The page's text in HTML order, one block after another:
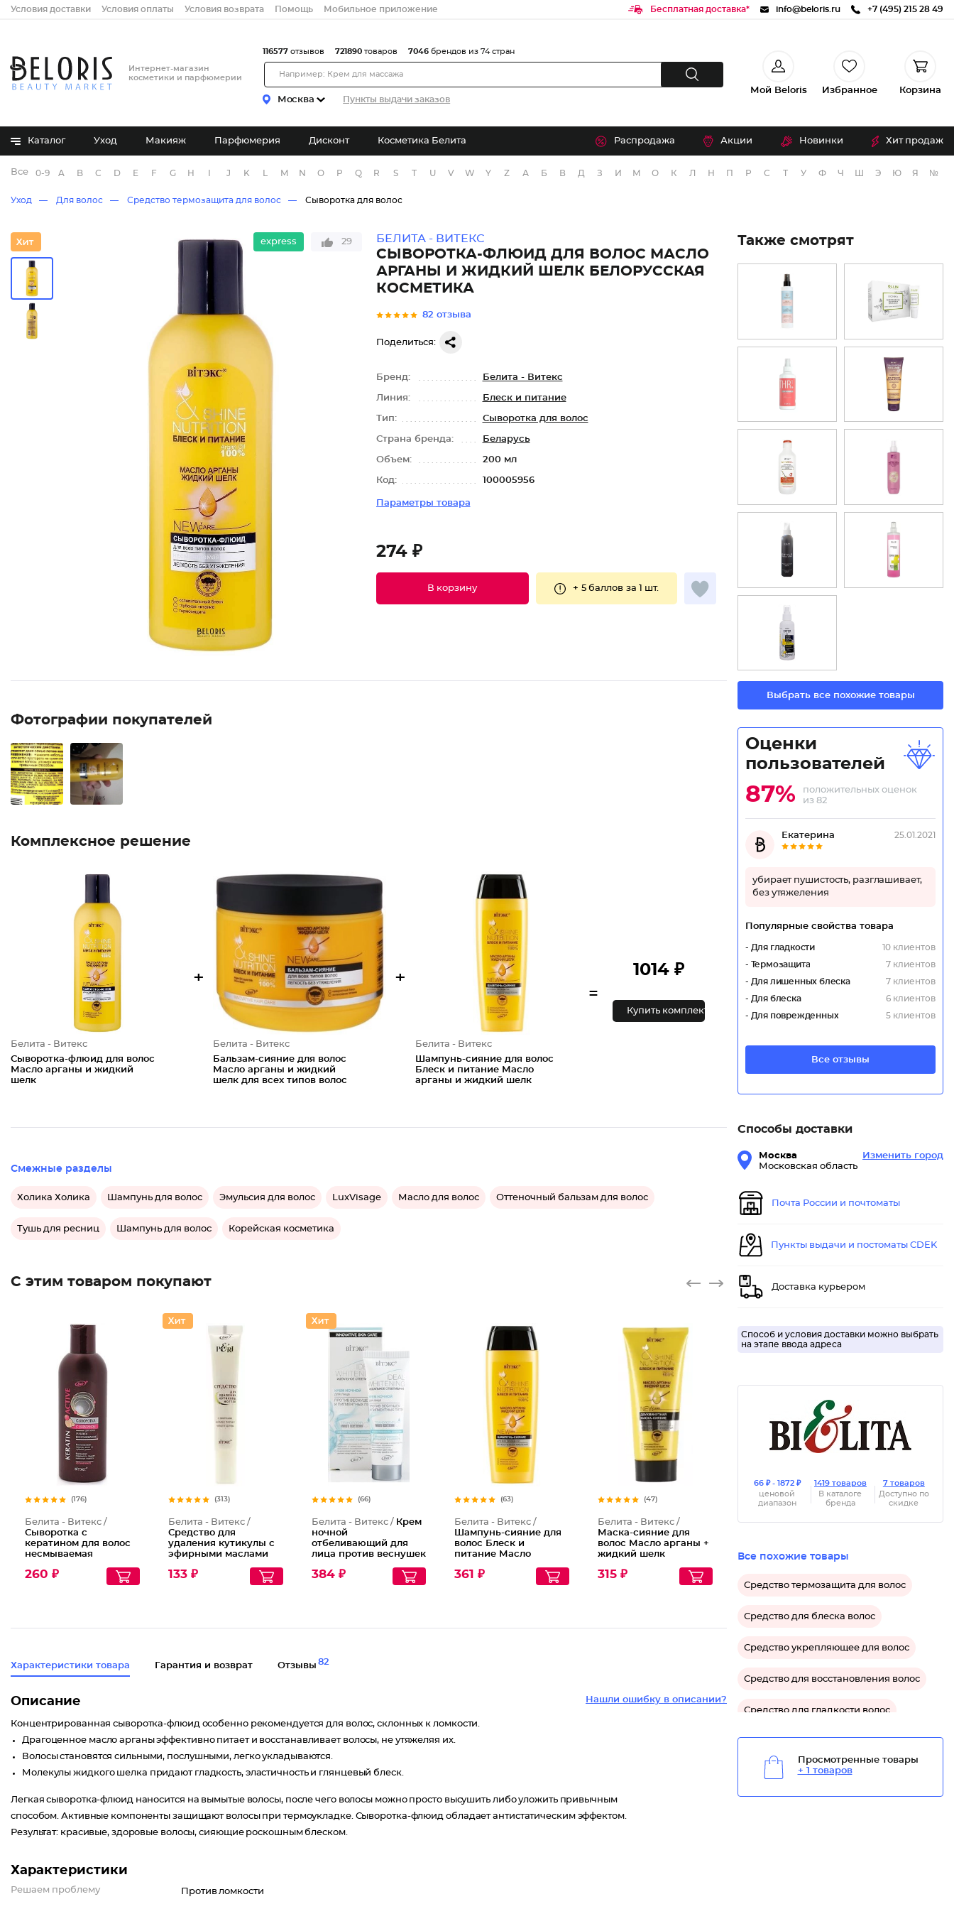
Условия доставки Условия оплаты Условия возврата Помощь Мобильное приложение Бесплатная доставка* info@beloris.ru +7 (495) 215 28 49
Интернет-магазин
косметики и парфюмерии
Москва Пункты выдачи заказов
116577 отзывов 721890 товаров 7046 брендов из 74 стран
Мой Beloris Избранное Корзина
Каталог Уход Макияж Парфюмерия Дисконт Косметика Белита Распродажа Акции Новинки Хит продаж
Все бренды
0-9 A B C D E F G H J K M N O P Q R S T U V W Y Z А Б В Д З И М О К Л Н П Р С Т У Ф Ч Э Ю Я №
Уход Для волос Средство термозащита для волос Сыворотка для волос
express 29 БЕЛИТА - ВИТЕКС
СЫВОРОТКА-ФЛЮИД ДЛЯ ВОЛОС МАСЛО
АРГАНЫ И ЖИДКИЙ ШЕЛК БЕЛОРУССКАЯ
КОСМЕТИКА
82 отзыва
Поделиться:
Бренд: Белита - Витекс
Линия: Блеск и питание
Тип: Сыворотка для волос
Страна бренда: Беларусь
Объем: 200 мл
Код: 100005956
Параметры товара
274 ₽
В корзину + 5 баллов за 1 шт.
Фотографии покупателей
Комплексное решение
Белита - Витекс
Сыворотка-флюид для волос
Масло арганы и жидкий
шелк
+
Белита - Витекс
Бальзам-сияние для волос
Масло арганы и жидкий
шелк для всех типов волос
+
Белита - Витекс
Шампунь-сияние для волос
Блеск и питание Масло
арганы и жидкий шелк
=
1014 ₽
Купить комплект
Смежные разделы
Холика Холика Шампунь для волос Эмульсия для волос LuxVisage Масло для волос Оттеночный бальзам для волос
Тушь для ресниц Шампунь для волос Корейская косметика
С этим товаром покупают
(176)
Белита - Витекс /
Сыворотка с
кератином для волос
несмываемая
восстановление
260 ₽
(313)
Белита - Витекс /
Средство для
удаления кутикулы с
эфирными маслами
дерева
133 ₽
(66)
Белита - Витекс / Крем
ночной
отбеливающий для
лица против веснушек
384 ₽
(63)
Белита - Витекс /
Шампунь-сияние для
волос Блеск и
питание Масло
шелк
361 ₽
(47)
Белита - Витекс /
Маска-сияние для
волос Масло арганы +
жидкий шелк
315 ₽
Характеристики товара Гарантия и возврат Отзывы 82
Нашли ошибку в описании?
Описание
Концентрированная сыворотка-флюид особенно рекомендуется для волос, склонных к ломкости.
Драгоценное масло арганы эффективно питает и восстанавливает волосы, не утяжеляя их.
Волосы становятся сильными, послушными, легко укладываются.
Молекулы жидкого шелка придают гладкость, эластичность и глянцевый блеск.
Легкая сыворотка-флюид наносится на вымытые волосы, после чего волосы можно просто высушить либо уложить привычным
способом. Активные компоненты защищают волосы при термоукладке. Сыворотка-флюид обладает антистатическим эффектом.
Результат: красивые, здоровые волосы, сияющие роскошным блеском.
Характеристики
Решаем проблему Против ломкости
Также смотрят
Выбрать все похожие товары
Оценки
пользователей
87%
положительных оценок
из 82
Екатерина 25.01.2021
убирает пушистость, разглашивает,
без утяжеления
Популярные свойства товара
- Для гладкости
10 клиентов
- Термозащита
7 клиентов
- Для лишенных блеска
7 клиентов
- Для блеска
6 клиентов
- Для поврежденных
5 клиентов
Все отзывы
Способы доставки
Москва
Московская область
Изменить город
Почта России и почтоматы
Пункты выдачи и постоматы CDEK
Доставка курьером
Способ и условия доставки можно выбрать
на этапе ввода адреса
66 ₽ - 1872 ₽
ценовой
диапазон
1419 товаров
В каталоге
бренда
7 товаров
Доступно по
скидке
Все похожие товары
Средство термозащита для волос
Средство для блеска волос
Средство укрепляющее для волос
Средство для восстановления волос
Средство для гладкости волос
Просмотренные товары
+ 1 товаров